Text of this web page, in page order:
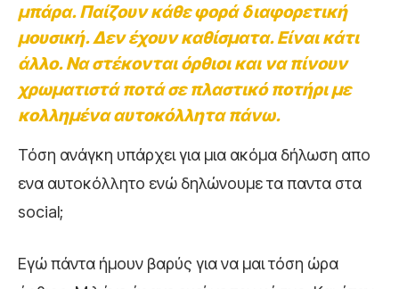
μπάρα. Παίζουν κάθε φορά διαφορετική
μουσική. Δεν έχουν καθίσματα. Είναι κάτι
άλλο. Να στέκονται όρθιοι και να πίνουν
χρωματιστά ποτά σε πλαστικό ποτήρι με
κολλημένα αυτοκόλλητα πάνω.
Τόση ανάγκη υπάρχει για μια ακόμα δήλωση απο
ενα αυτοκόλλητο ενώ δηλώνουμε τα παντα στα
social;
Εγώ πάντα ήμουν βαρύς για να μαι τόση ώρα